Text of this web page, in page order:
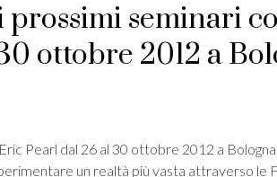
seminari
ottobre 2012 a
Pearl dal 26 al 30 ottobre 2012 a
un realtà più vasta attraverso le